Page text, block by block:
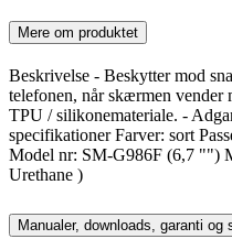
Mere om produktet
Beskrivelse - Beskytter mod
telefonen, når skærmen
TPU / silikonemateriale. -
specifikationer Farver: sort
Model nr: SM-G986F (6,7 "")
Urethane )
Manualer, downloads, garanti og